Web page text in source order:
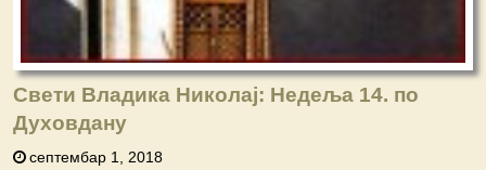
Свети Владика Николај: Недеља 14. по
Духовдану
септембар 1, 2018